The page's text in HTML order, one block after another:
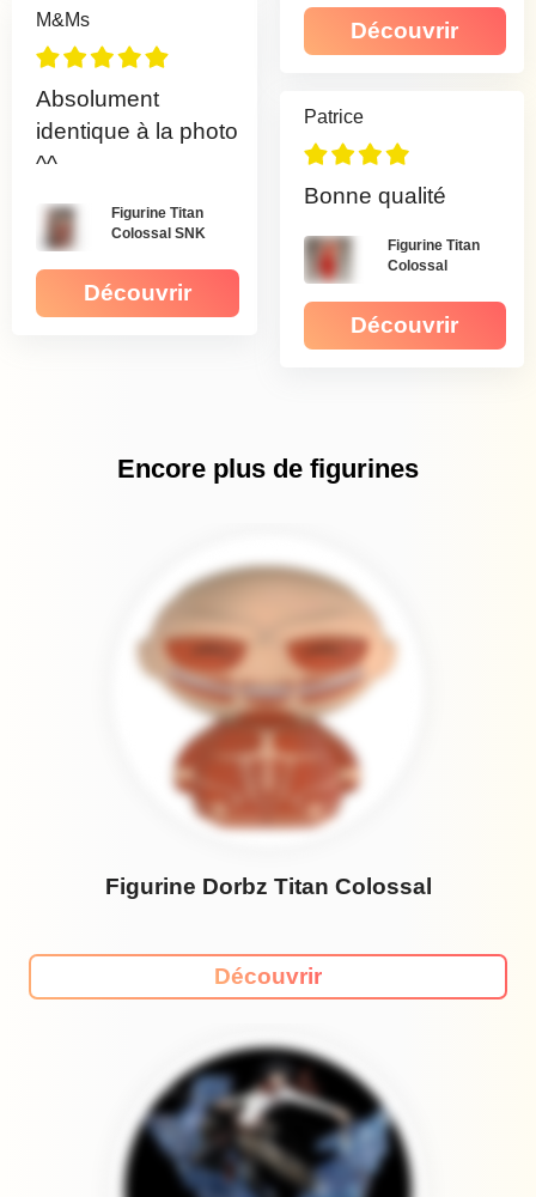
M&Ms
Absolument
identique à la photo
^^
Figurine Titan
Colossal SNK
Découvrir
Découvrir
Patrice
Bonne qualité
Figurine Titan
Colossal
Découvrir
Encore plus de figurines
Figurine Dorbz Titan Colossal
Découvrir